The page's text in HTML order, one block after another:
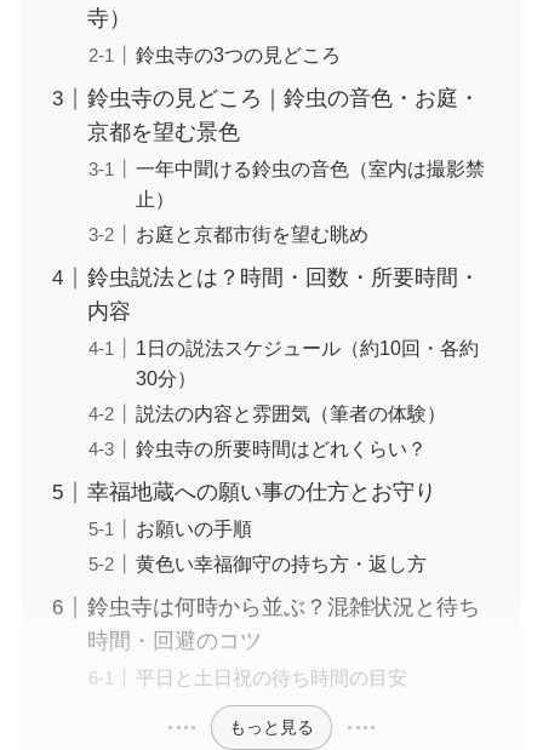
寺）
鈴虫寺の3つの見どころ
鈴虫寺の見どころ｜鈴虫の音色・お庭・
京都を望む景色
一年中聞ける鈴虫の音色（室内は撮影禁
止）
お庭と京都市街を望む眺め
鈴虫説法とは？時間・回数・所要時間・
内容
1日の説法スケジュール（約10回・各約
30分）
説法の内容と雰囲気（筆者の体験）
鈴虫寺の所要時間はどれくらい？
幸福地蔵への願い事の仕方とお守り
お願いの手順
黄色い幸福御守の持ち方・返し方
鈴虫寺は何時から並ぶ？混雑状況と待ち
時間・回避のコツ
平日と土日祝の待ち時間の目安
もっと見る